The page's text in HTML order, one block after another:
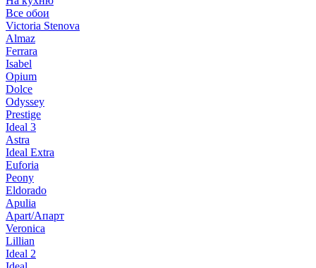
Все обои
Victoria Stenova
Almaz
Ferrara
Isabel
Opium
Dolce
Odyssey
Prestige
Ideal 3
Astra
Ideal Extra
Euforia
Peony
Eldorado
Apulia
Apart/Апарт
Veronica
Lillian
Ideal 2